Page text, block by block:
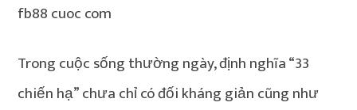
fb88 cuoc com
Trong cuộc sống thường ngày, định nghĩa “33
chiến hạ” chưa chỉ có đối kháng giản cũng như